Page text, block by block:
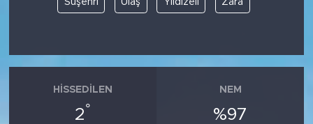
HISSEDILEN
2°
NEM
%97